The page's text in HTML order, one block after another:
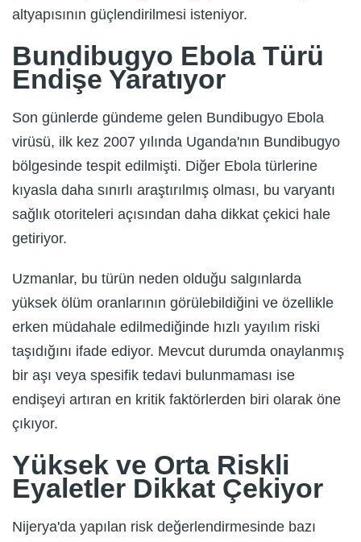
altyapısının güçlendirilmesi isteniyor.
Bundibugyo Ebola Türü
Endişe Yaratıyor
Son günlerde gündeme gelen Bundibugyo Ebola
virüsü, ilk kez 2007 yılında Uganda'nın Bundibugyo
bölgesinde tespit edilmişti. Diğer Ebola türlerine
kıyasla daha sınırlı araştırılmış olması, bu varyantı
sağlık otoriteleri açısından daha dikkat çekici hale
getiriyor.
Uzmanlar, bu türün neden olduğu salgınlarda
yüksek ölüm oranlarının görülebildiğini ve özellikle
erken müdahale edilmediğinde hızlı yayılım riski
taşıdığını ifade ediyor. Mevcut durumda onaylanmış
bir aşı veya spesifik tedavi bulunmaması ise
endişeyi artıran en kritik faktörlerden biri olarak öne
çıkıyor.
Yüksek ve Orta Riskli
Eyaletler Dikkat Çekiyor
Nijerya'da yapılan risk değerlendirmesinde bazı